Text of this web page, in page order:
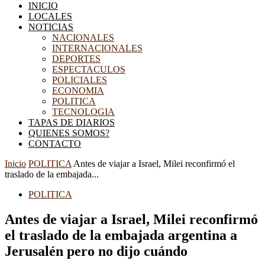
INICIO
LOCALES
NOTICIAS
NACIONALES
INTERNACIONALES
DEPORTES
ESPECTACULOS
POLICIALES
ECONOMIA
POLITICA
TECNOLOGIA
TAPAS DE DIARIOS
QUIENES SOMOS?
CONTACTO
Inicio POLITICA Antes de viajar a Israel, Milei reconfirmó el
traslado de la embajada...
POLITICA
Antes de viajar a Israel, Milei reconfirmó
el traslado de la embajada argentina a
Jerusalén pero no dijo cuándo